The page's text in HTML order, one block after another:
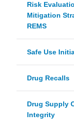
Risk
Mitigation
REMS
Safe Use
Drug Recalls
Drug Supply
Integrity